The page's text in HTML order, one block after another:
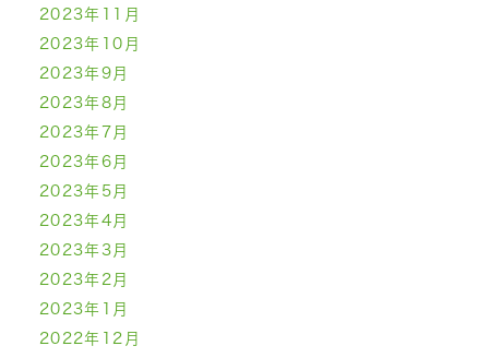
2023年11月
2023年10月
2023年9月
2023年8月
2023年7月
2023年6月
2023年5月
2023年4月
2023年3月
2023年2月
2023年1月
2022年12月